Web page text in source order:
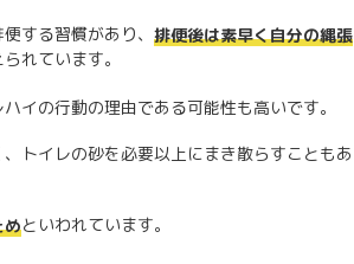
する習慣があり、 排便後は素早く自分の縄張
れています。
イの行動の理由である可能性も高いです。
トイレの砂を必要以上にまき散らすこともあ
めといわれています。